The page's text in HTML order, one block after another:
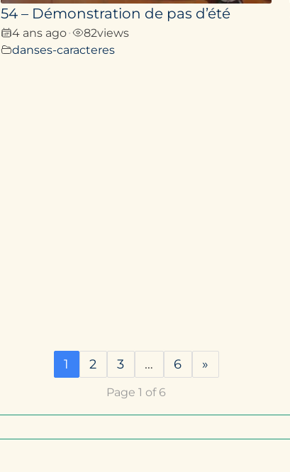
54 – Démonstration de pas d’été
4 ans ago• 82views
danses-caracteres
1 2 3 … 6 »
Page 1 of 6